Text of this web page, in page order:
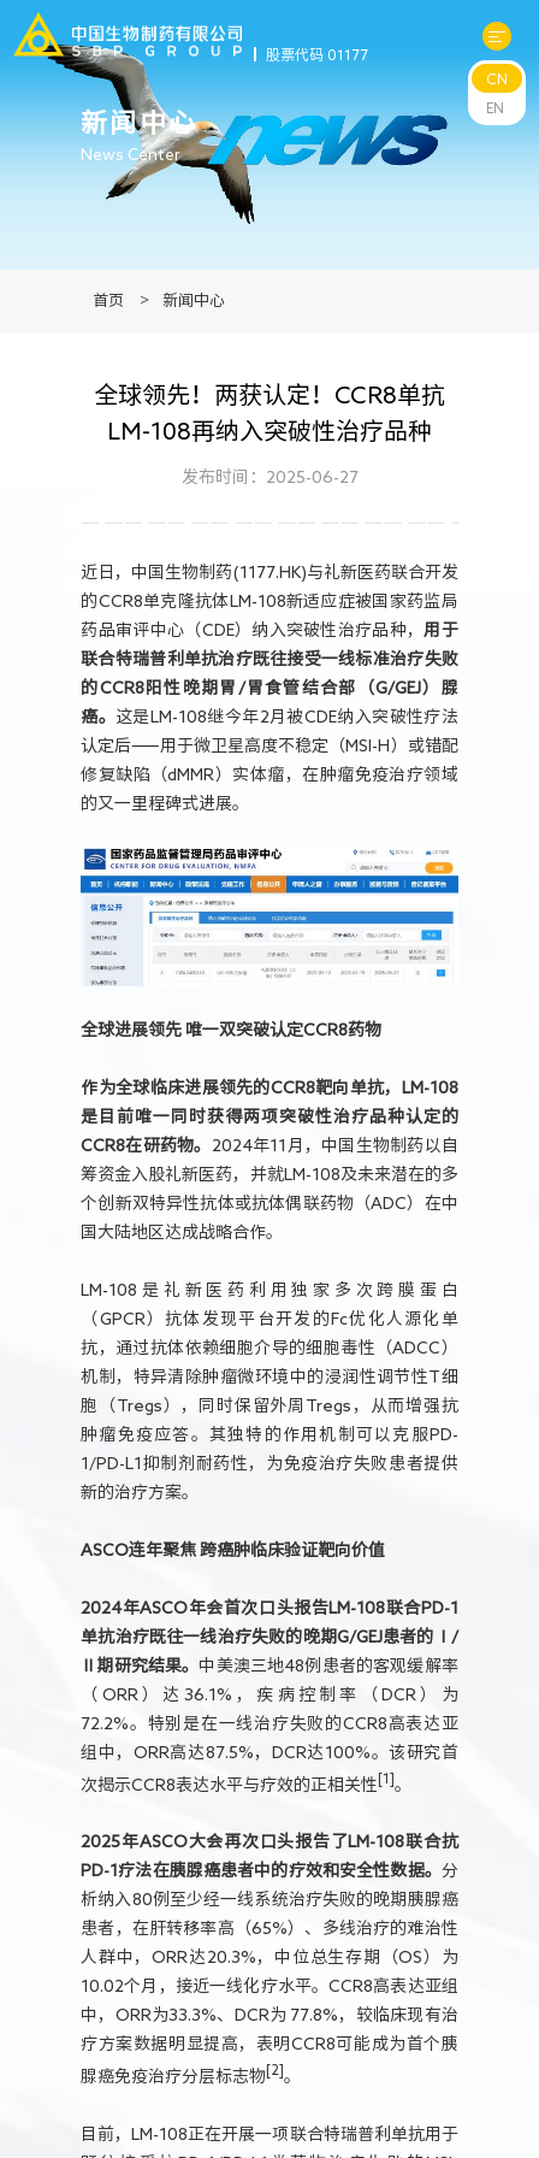
股票代码 01177
可持续发展
CN
EN
新闻中心
News Center
首页 > 新闻中心
全球领先！两获认定！CCR8单抗
LM-108再纳入突破性治疗品种
发布时间：2025-06-27
近日，中国生物制药(1177.HK)与礼新医药联合开发
的CCR8单克隆抗体LM-108新适应症被国家药监局
药品审评中心（CDE）纳入突破性治疗品种， 用于
联合特瑞普利单抗治疗既往接受一线标准治疗失败
的CCR8阳性晚期胃/胃食管结合部（G/GEJ）腺
癌。 这是LM-108继今年2月被CDE纳入突破性疗法
认定后——用于微卫星高度不稳定（MSI-H）或错配
修复缺陷（dMMR）实体瘤，在肿瘤免疫治疗领域
的又一里程碑式进展。
全球进展领先 唯一双突破认定CCR8药物
作为全球临床进展领先的CCR8靶向单抗，LM-108
是目前唯一同时获得两项突破性治疗品种认定的
CCR8在研药物。 2024年11月，中国生物制药以自
筹资金入股礼新医药，并就LM-108及未来潜在的多
个创新双特异性抗体或抗体偶联药物（ADC）在中
国大陆地区达成战略合作。
LM-108是礼新医药利用独家多次跨膜蛋白
（GPCR）抗体发现平台开发的Fc优化人源化单
抗，通过抗体依赖细胞介导的细胞毒性（ADCC）
机制，特异清除肿瘤微环境中的浸润性调节性T细
胞（Tregs），同时保留外周Tregs，从而增强抗
肿瘤免疫应答。其独特的作用机制可以克服PD-
1/PD-L1抑制剂耐药性，为免疫治疗失败患者提供
新的治疗方案。
ASCO连年聚焦 跨癌肿临床验证靶向价值
2024年ASCO年会首次口头报告LM-108联合PD-1
单抗治疗既往一线治疗失败的晚期G/GEJ患者的Ⅰ/
Ⅱ期研究结果。 中美澳三地48例患者的客观缓解率
（ORR）达36.1%，疾病控制率（DCR）为
72.2%。特别是在一线治疗失败的CCR8高表达亚
组中，ORR高达87.5%，DCR达100%。该研究首
次揭示CCR8表达水平与疗效的正相关性 [1] 。
2025年ASCO大会再次口头报告了LM-108联合抗
PD-1疗法在胰腺癌患者中的疗效和安全性数据。 分
析纳入80例至少经一线系统治疗失败的晚期胰腺癌
患者，在肝转移率高（65%）、多线治疗的难治性
人群中，ORR达20.3%，中位总生存期（OS）为
10.02个月，接近一线化疗水平。CCR8高表达亚组
中，ORR为33.3%、DCR为 77.8%，较临床现有治
疗方案数据明显提高，表明CCR8可能成为首个胰
腺癌免疫治疗分层标志物[2] 。
目前，LM-108正在开展一项联合特瑞普利单抗用于